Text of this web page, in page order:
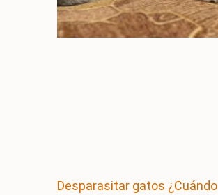
Desparasitar gatos ¿Cuándo